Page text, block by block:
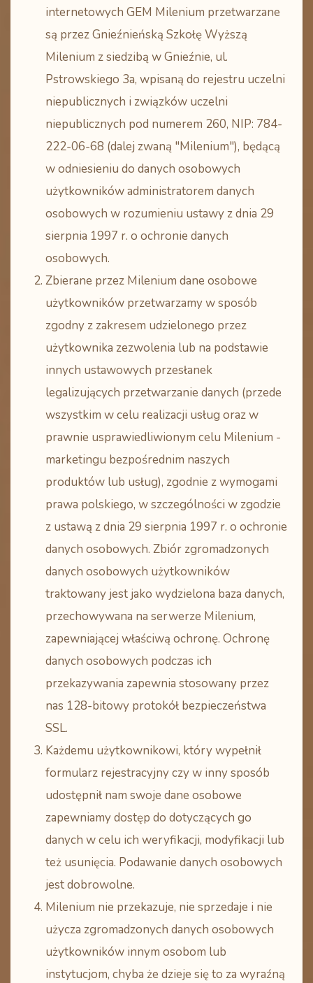
internetowych GEM Milenium przetwarzane
są przez Gnieźnieńską Szkołę Wyższą
Milenium z siedzibą w Gnieźnie, ul.
Pstrowskiego 3a, wpisaną do rejestru uczelni
niepublicznych i związków uczelni
niepublicznych pod numerem 260, NIP: 784-
222-06-68 (dalej zwaną "Milenium"), będącą
w odniesieniu do danych osobowych
użytkowników administratorem danych
osobowych w rozumieniu ustawy z dnia 29
sierpnia 1997 r. o ochronie danych
osobowych.
Zbierane przez Milenium dane osobowe
użytkowników przetwarzamy w sposób
zgodny z zakresem udzielonego przez
użytkownika zezwolenia lub na podstawie
innych ustawowych przesłanek
legalizujących przetwarzanie danych (przede
wszystkim w celu realizacji usług oraz w
prawnie usprawiedliwionym celu Milenium -
marketingu bezpośrednim naszych
produktów lub usług), zgodnie z wymogami
prawa polskiego, w szczególności w zgodzie
z ustawą z dnia 29 sierpnia 1997 r. o ochronie
danych osobowych. Zbiór zgromadzonych
danych osobowych użytkowników
traktowany jest jako wydzielona baza danych,
przechowywana na serwerze Milenium,
zapewniającej właściwą ochronę. Ochronę
danych osobowych podczas ich
przekazywania zapewnia stosowany przez
nas 128-bitowy protokół bezpieczeństwa
SSL.
Każdemu użytkownikowi, który wypełnił
formularz rejestracyjny czy w inny sposób
udostępnił nam swoje dane osobowe
zapewniamy dostęp do dotyczących go
danych w celu ich weryfikacji, modyfikacji lub
też usunięcia. Podawanie danych osobowych
jest dobrowolne.
Milenium nie przekazuje, nie sprzedaje i nie
użycza zgromadzonych danych osobowych
użytkowników innym osobom lub
instytucjom, chyba że dzieje się to za wyraźną